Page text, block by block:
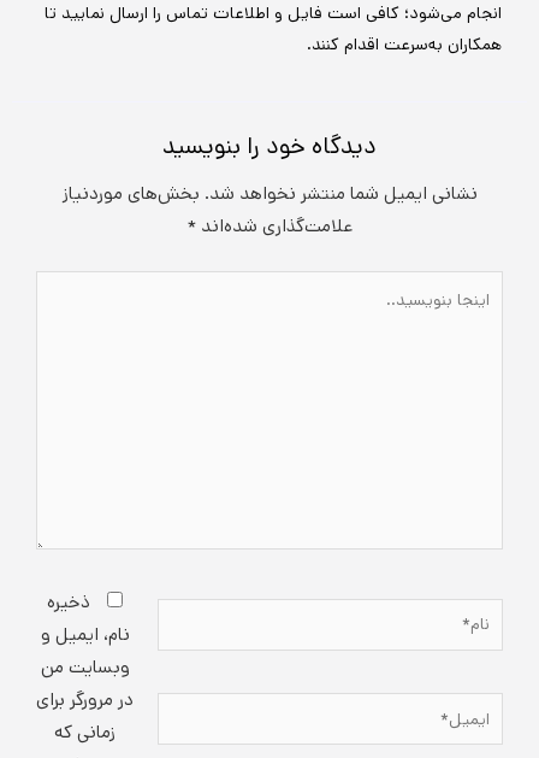
انجام می‌شود؛ کافی است فایل و اطلاعات تماس را ارسال نمایید تا
همکاران به‌سرعت اقدام کنند.
دیدگاه‌ خود را بنویسید
نشانی ایمیل شما منتشر نخواهد شد. بخش‌های موردنیاز
علامت‌گذاری شده‌اند*
بنویسید..
نام*
ایمیل*
ذخیره
نام، ایمیل و
وبسایت من
در مرورگر برای
زمانی که